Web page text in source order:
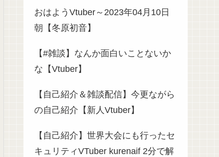
おはようVtuber～2023年04月10日
朝【冬原初音】
【#雑談】なんか面白いことないか
な【Vtuber】
【自己紹介＆雑談配信】今更ながら
の自己紹介【新人Vtuber】
【自己紹介】世界大会にも行ったセ
キュリティVTuber kurenaif 2分で解